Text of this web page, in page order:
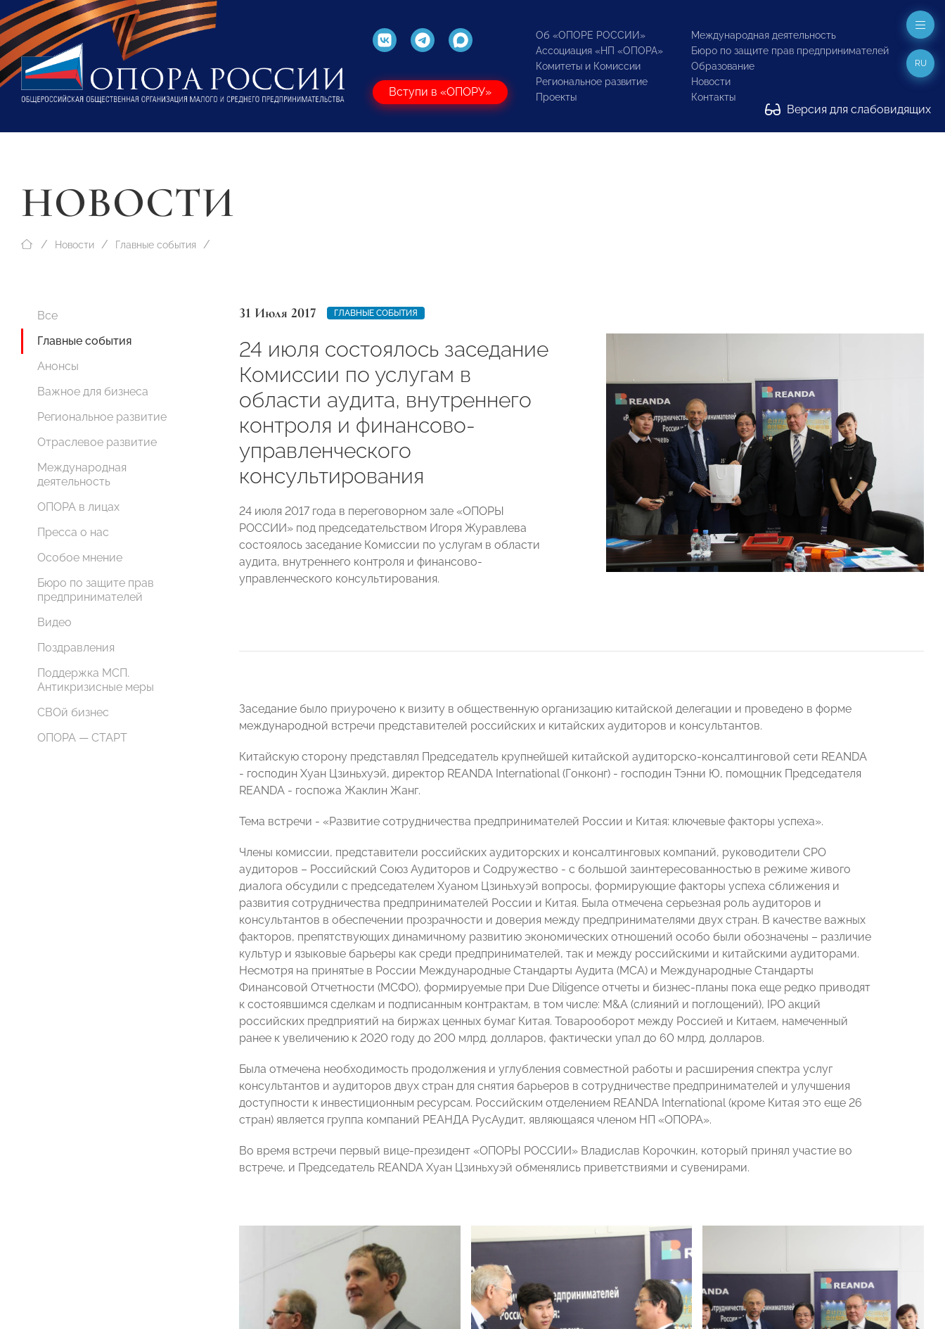
Вступи в «ОПОРУ»
Об «ОПОРЕ РОССИИ»
Ассоциация «НП «ОПОРА»
Комитеты и Комиссии
Региональное развитие
Проекты
Международная деятельность
Бюро по защите прав предпринимателей
Образование
Новости
Контакты
Версия для слабовидящих
RU
НОВОСТИ
Новости Главные события
Все
Главные события
Анонсы
Важное для бизнеса
Региональное развитие
Отраслевое развитие
Международная
деятельность
ОПОРА в лицах
Пресса о нас
Особое мнение
Бюро по защите прав
предпринимателей
Видео
Поздравления
Поддержка МСП.
Антикризисные меры
СВОй бизнес
ОПОРА — СТАРТ
31 Июля 2017 ГЛАВНЫЕ СОБЫТИЯ
24 июля состоялось заседание
Комиссии по услугам в
области аудита, внутреннего
контроля и финансово-
управленческого
консультирования
24 июля 2017 года в переговорном зале «ОПОРЫ
РОССИИ» под председательством Игоря Журавлева
состоялось заседание Комиссии по услугам в области
аудита, внутреннего контроля и финансово-
управленческого консультирования.
Заседание было приурочено к визиту в общественную организацию китайской делегации и проведено в форме
международной встречи представителей российских и китайских аудиторов и консультантов.
Китайскую сторону представлял Председатель крупнейшей китайской аудиторско-консалтинговой сети REANDA
- господин Хуан Цзиньхуэй, директор REANDA International (Гонконг) - господин Тэнни Ю, помощник Председателя
REANDA - госпожа Жаклин Жанг.
Тема встречи - «Развитие сотрудничества предпринимателей России и Китая: ключевые факторы успеха».
Члены комиссии, представители российских аудиторских и консалтинговых компаний, руководители СРО
аудиторов – Российский Союз Аудиторов и Содружество - с большой заинтересованностью в режиме живого
диалога обсудили с председателем Хуаном Цзиньхуэй вопросы, формирующие факторы успеха сближения и
развития сотрудничества предпринимателей России и Китая. Была отмечена серьезная роль аудиторов и
консультантов в обеспечении прозрачности и доверия между предпринимателями двух стран. В качестве важных
факторов, препятствующих динамичному развитию экономических отношений особо были обозначены – различие
культур и языковые барьеры как среди предпринимателей, так и между российскими и китайскими аудиторами.
Несмотря на принятые в России Международные Стандарты Аудита (МСА) и Международные Стандарты
Финансовой Отчетности (МСФО), формируемые при Due Diligence отчеты и бизнес-планы пока еще редко приводят
к состоявшимся сделкам и подписанным контрактам, в том числе: M&A (слияний и поглощений), IPO акций
российских предприятий на биржах ценных бумаг Китая. Товарооборот между Россией и Китаем, намеченный
ранее к увеличению к 2020 году до 200 млрд. долларов, фактически упал до 60 млрд. долларов.
Была отмечена необходимость продолжения и углубления совместной работы и расширения спектра услуг
консультантов и аудиторов двух стран для снятия барьеров в сотрудничестве предпринимателей и улучшения
доступности к инвестиционным ресурсам. Российским отделением REANDA International (кроме Китая это еще 26
стран) является группа компаний РЕАНДА РусАудит, являющаяся членом НП «ОПОРА».
Во время встречи первый вице-президент «ОПОРЫ РОССИИ» Владислав Корочкин, который принял участие во
встрече, и Председатель REANDA Хуан Цзиньхуэй обменялись приветствиями и сувенирами.